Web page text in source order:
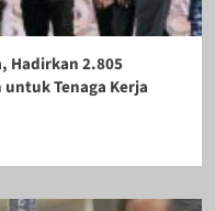
Hadirkan 2.805
Tenaga Kerja